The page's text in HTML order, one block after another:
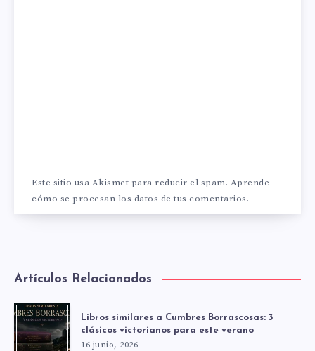
Este sitio usa Akismet para reducir el spam. Aprende
cómo se procesan los datos de tus comentarios.
Artículos Relacionados
Libros similares a Cumbres Borrascosas: 3
clásicos victorianos para este verano
16 junio, 2026